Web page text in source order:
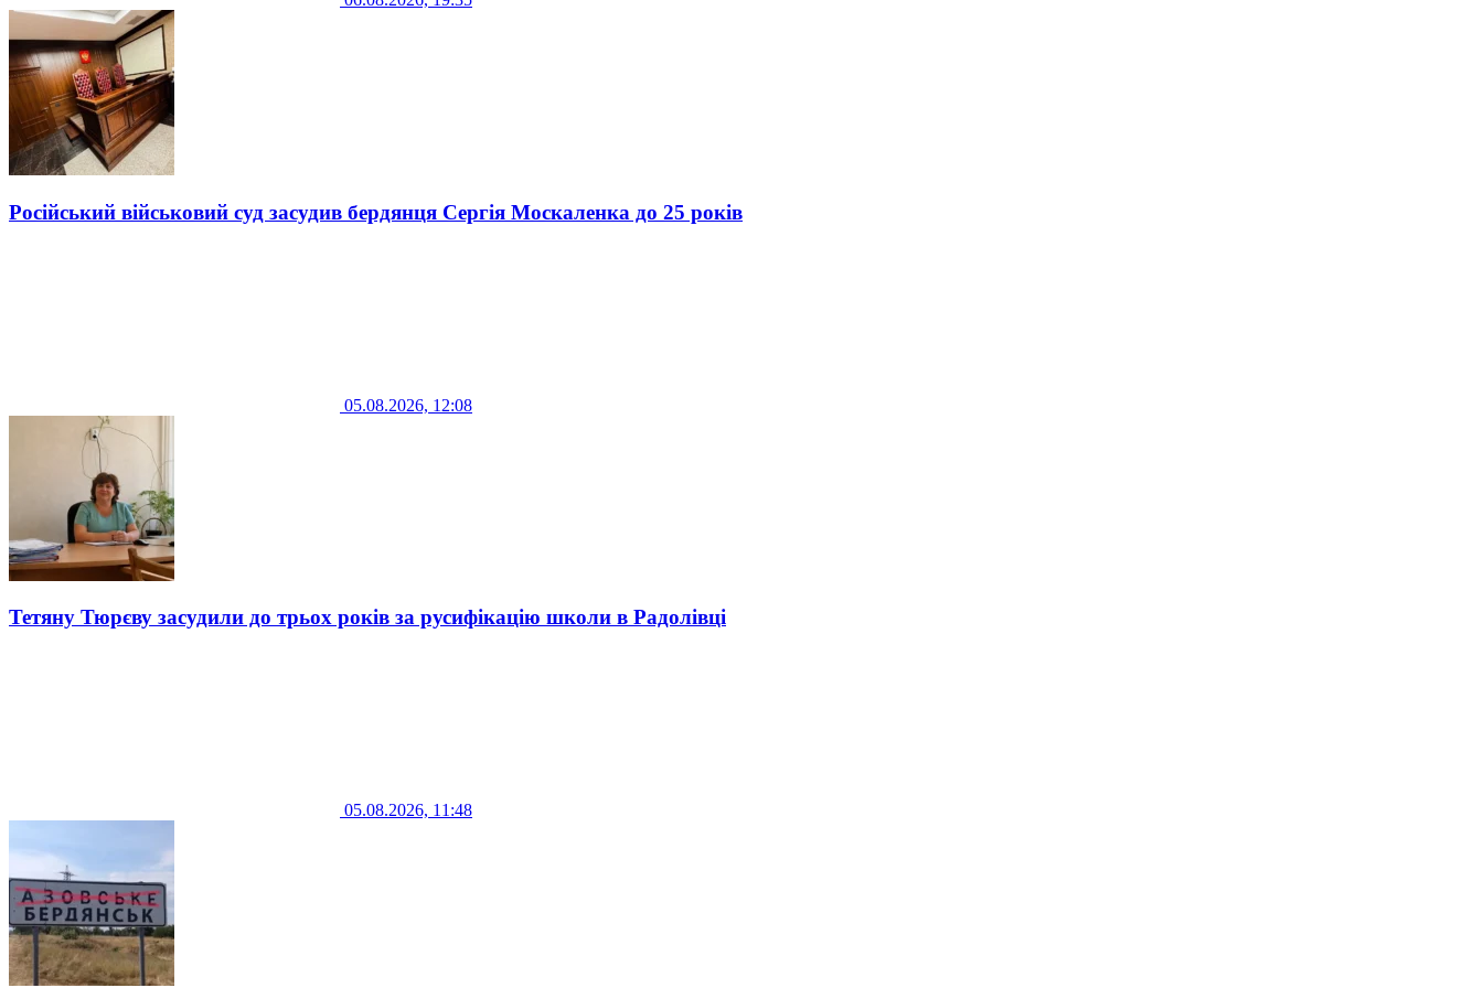
Російський військовий суд засудив бердянця Сергія Москаленка до 25 років
05.08.2026, 12:08
Тетяну Тюрєву засудили до трьох років за русифікацію школи в Радолівці
05.08.2026, 11:48